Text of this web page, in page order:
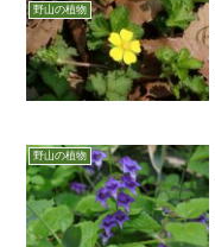
野山の植物
野山の植物